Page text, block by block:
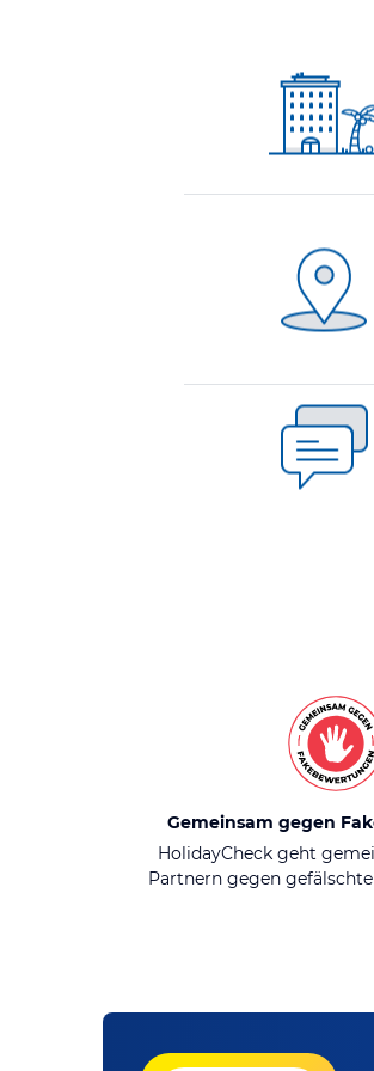
Gemeinsam gegen
HolidayCheck geht
Partnern gegen